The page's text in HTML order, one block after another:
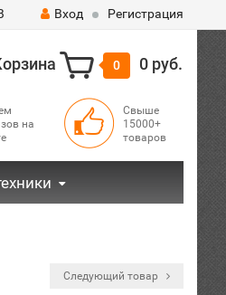
Вход Регистрация
0 0 руб.
на
Свыше
15000+
товаров
Следующий товар